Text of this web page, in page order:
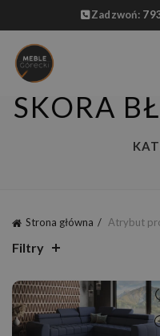
Zadzwoń:
SKÓRA
Strona główna Atrybut
Filtry